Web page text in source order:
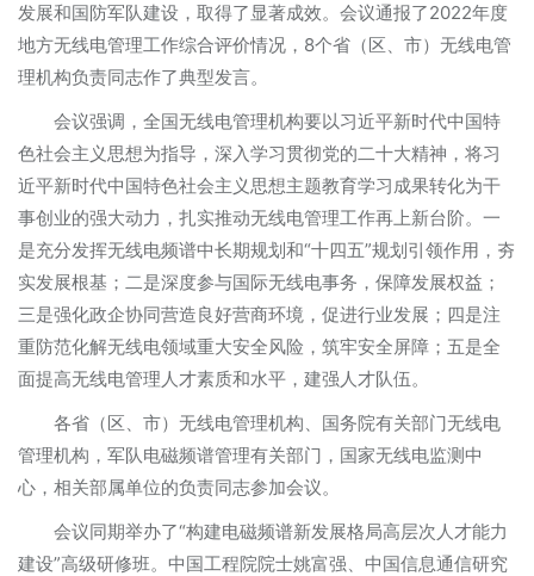
发展和国防军队建设，取得了显著成效。会议通报了2022年度
地方无线电管理工作综合评价情况，8个省（区、市）无线电管
理机构负责同志作了典型发言。
会议强调，全国无线电管理机构要以习近平新时代中国特
色社会主义思想为指导，深入学习贯彻党的二十大精神，将习
近平新时代中国特色社会主义思想主题教育学习成果转化为干
事创业的强大动力，扎实推动无线电管理工作再上新台阶。一
是充分发挥无线电频谱中长期规划和“十四五”规划引领作用，夯
实发展根基；二是深度参与国际无线电事务，保障发展权益；
三是强化政企协同营造良好营商环境，促进行业发展；四是注
重防范化解无线电领域重大安全风险，筑牢安全屏障；五是全
面提高无线电管理人才素质和水平，建强人才队伍。
各省（区、市）无线电管理机构、国务院有关部门无线电
管理机构，军队电磁频谱管理有关部门，国家无线电监测中
心，相关部属单位的负责同志参加会议。
会议同期举办了“构建电磁频谱新发展格局高层次人才能力
建设”高级研修班。中国工程院院士姚富强、中国信息通信研究